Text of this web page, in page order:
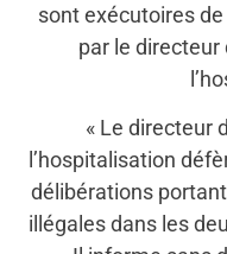
sont exécutoires
par le directeur
« Le directeur
l’hospitalisation
délibérations
illégales dans les